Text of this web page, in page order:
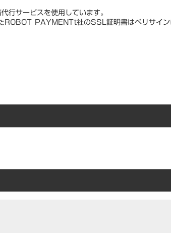
サービスを使用しています。
ROBOT PAYMENTt社のSSL証明書はベリサイ